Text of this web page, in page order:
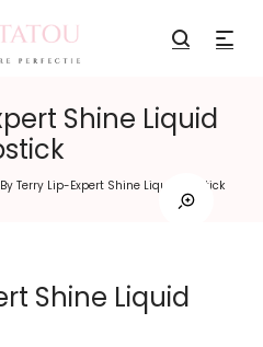
Shine Liquid
By Terry Lip-Expert Shine Liquid Lipstick
Shine Liquid